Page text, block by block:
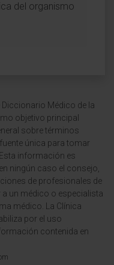
del organismo
Médico de la
objetivo principal
sobre términos
única para tomar
información es
ningún caso el consejo,
de profesionales de
a un médico o especialista
médico. La Clínica
por el uso
contenida en